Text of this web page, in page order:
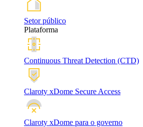
Setor público
Plataforma
Continuous Threat Detection (CTD)
Claroty xDome Secure Access
Claroty xDome para o governo